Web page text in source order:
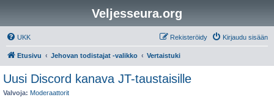
Veljesseura.org
UKK Kirjaudu sisään
Rekisteröidy
Etusivu Jehovan todistajat -valikko Vertaistuki
Uusi Discord kanava JT-taustaisille
Valvoja: Moderaattorit